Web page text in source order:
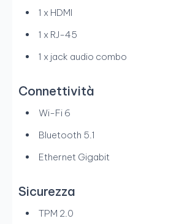
1 x HDMI
1 x RJ-45
1 x jack audio combo
Connettività
Wi-Fi 6
Bluetooth 5.1
Ethernet Gigabit
Sicurezza
TPM 2.0